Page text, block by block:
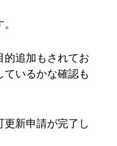
的追加もされてお
ているかな確認も
新申請が完了し